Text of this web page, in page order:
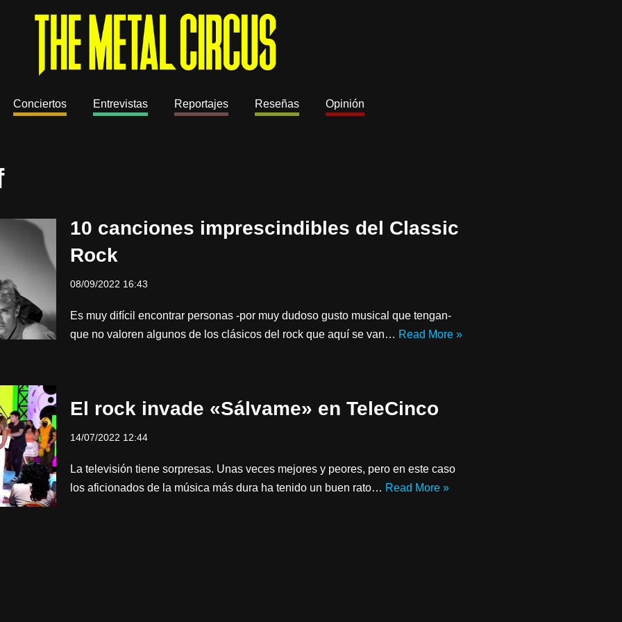
Conciertos Entrevistas Reportajes Reseñas Opinión
10 canciones imprescindibles del Classic
Rock
08/09/2022 16:43
Es muy difícil encontrar personas -por muy dudoso gusto musical que tengan-
que no valoren algunos de los clásicos del rock que aquí se van… Read More »
El rock invade «Sálvame» en TeleCinco
14/07/2022 12:44
La televisión tiene sorpresas. Unas veces mejores y peores, pero en este caso
los aficionados de la música más dura ha tenido un buen rato… Read More »